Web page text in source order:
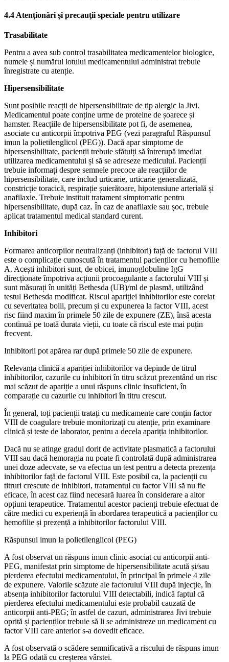
4.4 Atenţionări şi precauţii speciale pentru utilizare
Trasabilitate
Pentru a avea sub control trasabilitatea medicamentelor biologice,
numele și numărul lotului medicamentului administrat trebuie
înregistrate cu atenție.
Hipersensibilitate
Sunt posibile reacții de hipersensibilitate de tip alergic la Jivi.
Medicamentul poate conține urme de proteine de șoarece și
hamster. Reacțiile de hipersensibilitate pot fi, de asemenea,
asociate cu anticorpii împotriva PEG (vezi paragraful Răspunsul
imun la polietilenglicol (PEG)). Dacă apar simptome de
hipersensibilitate, pacienții trebuie sfătuiți să întrerupă imediat
utilizarea medicamentului și să se adreseze medicului. Pacienții
trebuie informați despre semnele precoce ale reacțiilor de
hipersensibilitate, care includ urticarie, urticarie generalizată,
constricție toracică, respirație șuierătoare, hipotensiune arterială și
anafilaxie. Trebuie instituit tratament simptomatic pentru
hipersensibilitate, după caz. În caz de anafilaxie sau șoc, trebuie
aplicat tratamentul medical standard curent.
Inhibitori
Formarea anticorpilor neutralizanți (inhibitori) față de factorul VIII
este o complicație cunoscută în tratamentul pacienților cu hemofilie
A. Acești inhibitori sunt, de obicei, imunoglobuline IgG
direcționate împotriva acțiunii procoagulante a factorului VIII și
sunt măsurați în unități Bethesda (UB)/ml de plasmă, utilizând
testul Bethesda modificat. Riscul apariției inhibitorilor este corelat
cu severitatea bolii, precum și cu expunerea la factor VIII, acest
risc fiind maxim în primele 50 zile de expunere (ZE), însă acesta
continuă pe toată durata vieții, cu toate că riscul este mai puțin
frecvent.
Inhibitorii pot apărea rar după primele 50 zile de expunere.
Relevanța clinică a apariției inhibitorilor va depinde de titrul
inhibitorilor, cazurile cu inhibitori în titru scăzut prezentând un risc
mai scăzut de apariție a unui răspuns clinic insuficient, în
comparație cu cazurile cu inhibitori în titru crescut.
În general, toți pacienții tratați cu medicamente care conțin factor
VIII de coagulare trebuie monitorizați cu atenție, prin examinare
clinică și teste de laborator, pentru a decela apariția inhibitorilor.
Dacă nu se atinge gradul dorit de activitate plasmatică a factorului
VIII sau dacă hemoragia nu poate fi controlată după administrarea
unei doze adecvate, se va efectua un test pentru a detecta prezența
inhibitorilor față de factorul VIII. Este posibil ca, la pacienții cu
titruri crescute de inhibitori, tratamentul cu factor VIII să nu fie
eficace, în acest caz fiind necesară luarea în considerare a altor
opțiuni terapeutice. Tratamentul acestor pacienți trebuie efectuat de
către medici cu experiență în abordarea terapeutică a pacienților cu
hemofilie și prezență a inhibitorilor factorului VIII.
Răspunsul imun la polietilenglicol (PEG)
A fost observat un răspuns imun clinic asociat cu anticorpii anti-
PEG, manifestat prin simptome de hipersensibilitate acută și/sau
pierderea efectului medicamentului, în principal în primele 4 zile
de expunere. Valorile scăzute ale factorului VIII după injecție, în
absența inhibitorilor factorului VIII detectabili, indică faptul că
pierderea efectului medicamentului este probabil cauzată de
anticorpii anti-PEG; în astfel de cazuri, administrarea Jivi trebuie
oprită și pacienților trebuie să li se administreze un medicament cu
factor VIII care anterior s-a dovedit eficace.
A fost observată o scădere semnificativă a riscului de răspuns imun
la PEG odată cu creșterea vârstei.